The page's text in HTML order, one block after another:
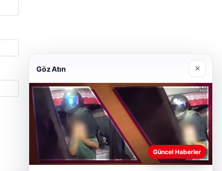
Göz Atın ×
Güncel Haberler